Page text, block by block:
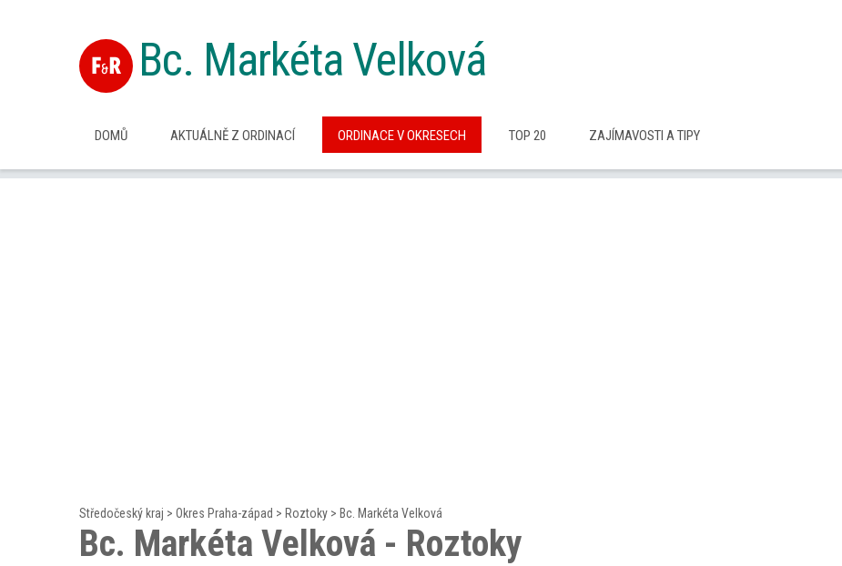
Bc. Markéta Velková
DOMŮ AKTUÁLNĚ Z ORDINACÍ ORDINACE V OKRESECH TOP 20 ZAJÍMAVOSTI A TIPY
Středočeský kraj > Okres Praha-západ > Roztoky > Bc. Markéta Velková
Bc. Markéta Velková - Roztoky